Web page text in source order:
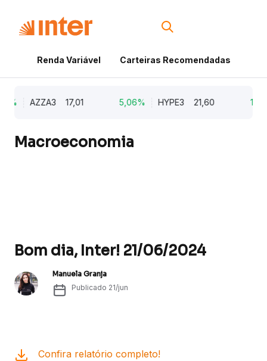
Renda Variável Carteiras Recomendadas
AZZA3 17,01 5,06% HYPE3 21,60
Macroeconomia
Bom dia, Inter! 21/06/2024
Manuela Granja
Publicado 21/jun
Confira relatório completo!